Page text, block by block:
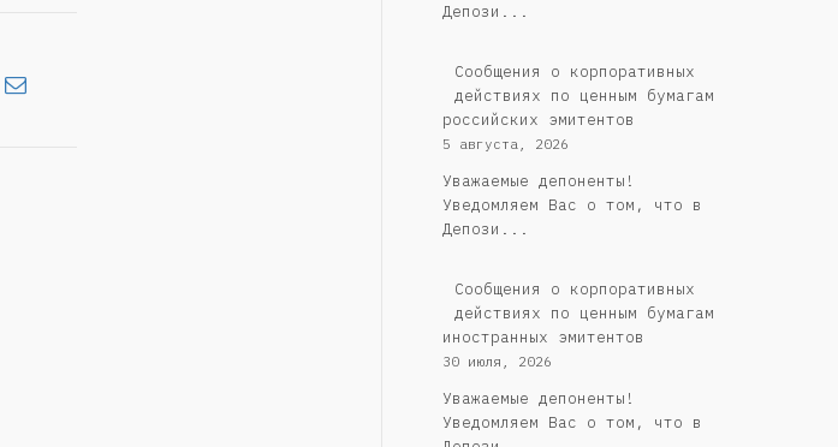
Депози...
Cообщения о корпоративных
действиях по ценным бумагам
российских эмитентов
5 августа, 2026
Уважаемые депоненты!
Уведомляем Вас о том, что в
Депози...
Сообщения о корпоративных
действиях по ценным бумагам
иностранных эмитентов
30 июля, 2026
Уважаемые депоненты!
Уведомляем Вас о том, что в